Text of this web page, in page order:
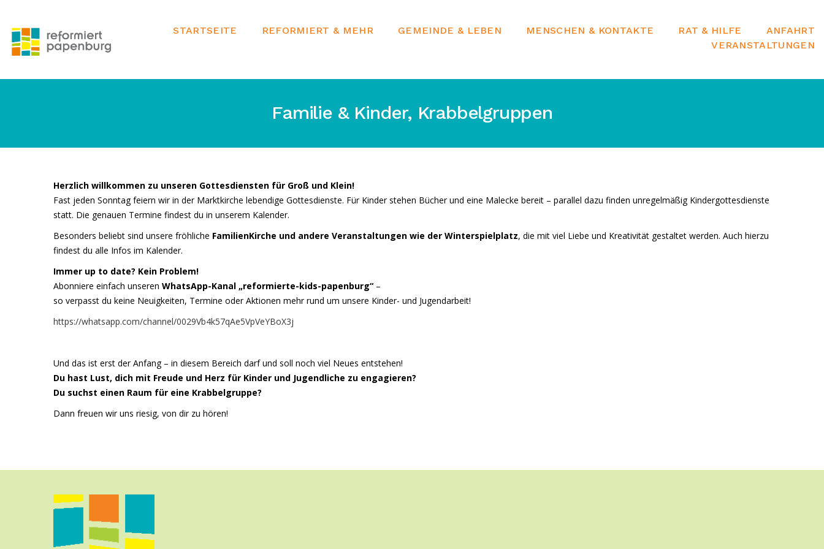
STARTSEITE REFORMIERT & MEHR GEMEINDE & LEBEN MENSCHEN & KONTAKTE RAT & HILFE
ANFAHRT
VERANSTALTUNGEN
Familie & Kinder, Krabbelgruppen
Herzlich willkommen zu unseren Gottesdiensten für Groß und Klein!
Fast jeden Sonntag feiern wir in der Marktkirche lebendige Gottesdienste. Für Kinder stehen Bücher und eine Malecke bereit – parallel dazu finden unregelmäßig Kindergottesdienste
statt. Die genauen Termine findest du in unserem Kalender.
Besonders beliebt sind unsere fröhliche FamilienKirche und andere Veranstaltungen wie der Winterspielplatz, die mit viel Liebe und Kreativität gestaltet werden. Auch hierzu
findest du alle Infos im Kalender.
Immer up to date? Kein Problem!
Abonniere einfach unseren WhatsApp-Kanal „reformierte-kids-papenburg“ –
so verpasst du keine Neuigkeiten, Termine oder Aktionen mehr rund um unsere Kinder- und Jugendarbeit!
https://whatsapp.com/channel/0029Vb4k57qAe5VpVeYBoX3j
Und das ist erst der Anfang – in diesem Bereich darf und soll noch viel Neues entstehen!
Du hast Lust, dich mit Freude und Herz für Kinder und Jugendliche zu engagieren?
Du suchst einen Raum für eine Krabbelgruppe?
Dann freuen wir uns riesig, von dir zu hören!